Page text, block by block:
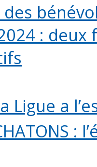
:
Ligue a